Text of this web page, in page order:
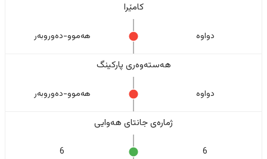
کامێرا
دواوە هەموو-دەوروبەر
هەستەوەری پارکینگ
دواوە هەموو-دەوروبەر
ژمارەی جانتای هەوایی
6
6